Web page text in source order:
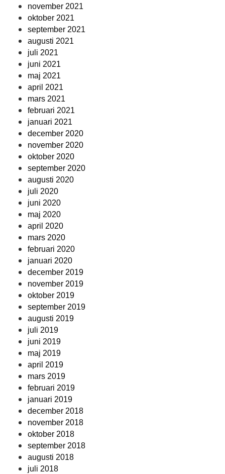
november 2021
oktober 2021
september 2021
augusti 2021
juli 2021
juni 2021
maj 2021
april 2021
mars 2021
februari 2021
januari 2021
december 2020
november 2020
oktober 2020
september 2020
augusti 2020
juli 2020
juni 2020
maj 2020
april 2020
mars 2020
februari 2020
januari 2020
december 2019
november 2019
oktober 2019
september 2019
augusti 2019
juli 2019
juni 2019
maj 2019
april 2019
mars 2019
februari 2019
januari 2019
december 2018
november 2018
oktober 2018
september 2018
augusti 2018
juli 2018